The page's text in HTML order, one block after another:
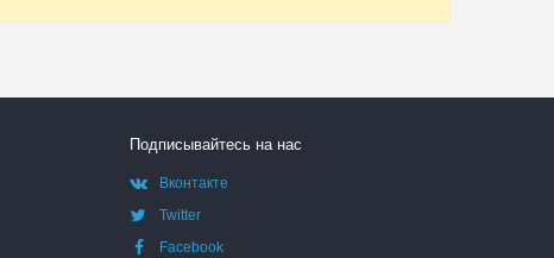
Подписывайтесь на нас
Вконтакте
Twitter
Facebook